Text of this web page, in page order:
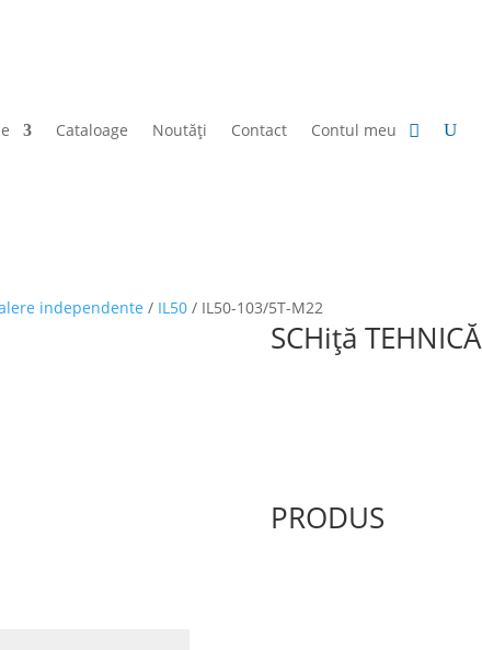
Cataloage Noutăți Contact Contul meu
independente / IL50 / IL50-103/5T-M22
SCHiță TEHNICĂ
PRODUS